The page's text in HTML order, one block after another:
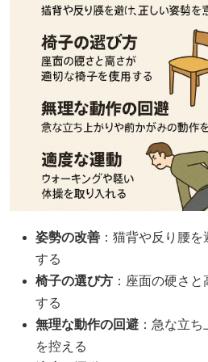
姿勢の改善 ：猫背や反り腰
する
椅子の選び方 ：座面の硬さ
する
無理な動作の回避 ：急な立
を控える​